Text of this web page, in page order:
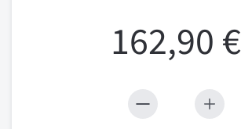
162,90 €